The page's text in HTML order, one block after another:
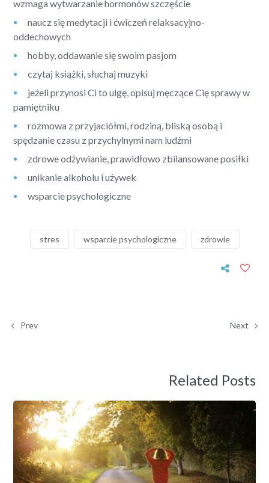
wzmaga wytwarzanie hormonów szczęście
naucz się medytacji i ćwiczeń relaksacyjno-
oddechowych
hobby, oddawanie się swoim pasjom
czytaj książki, słuchaj muzyki
jeżeli przynosi Ci to ulgę, opisuj męczące Cię sprawy w
pamiętniku
rozmowa z przyjaciółmi, rodziną, bliską osobą i
spędzanie czasu z przychylnymi nam ludźmi
zdrowe odżywianie, prawidłowo zbilansowane posiłki
unikanie alkoholu i używek
wsparcie psychologiczne
stres wsparcie psychologiczne zdrowie
Prev Next
Related Posts